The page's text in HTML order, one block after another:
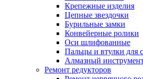
Крепежные изделия
Цепные звездочки
Бурильные замки
Конвейерные ролики
Оси шлифованные
Пальцы и втулки для
Алмазный
Ремонт редукторов